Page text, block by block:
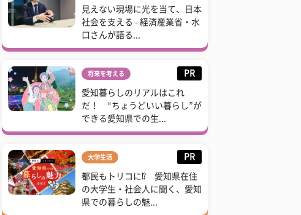
見えない現場に光を当て、日本
社会を支える - 経済産業省・水
口さんが語る...
将来を考える PR
愛知暮らしのリアルはこれ
だ！ “ちょうどいい暮らし”が
できる愛知県での生...
大学生活 PR
都民もトリコに⁉ 愛知県在住
の大学生・社会人に聞く、愛知
県での暮らしの魅...